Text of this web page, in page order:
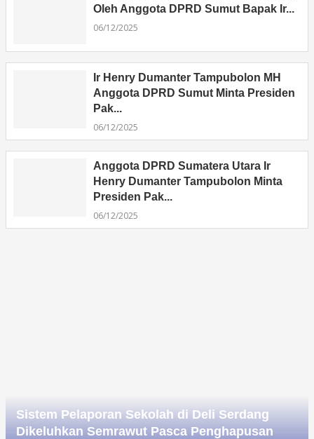
Oleh Anggota DPRD Sumut Bapak Ir...
06/12/2025
Ir Henry Dumanter Tampubolon MH
Anggota DPRD Sumut Minta Presiden
Pak...
06/12/2025
Anggota DPRD Sumatera Utara Ir
Henry Dumanter Tampubolon Minta
Presiden Pak...
06/12/2025
Sistem Pelaporan Sekolah di Deli Serdang
Dikeluhkan Semrawut Pasca Penghapusan